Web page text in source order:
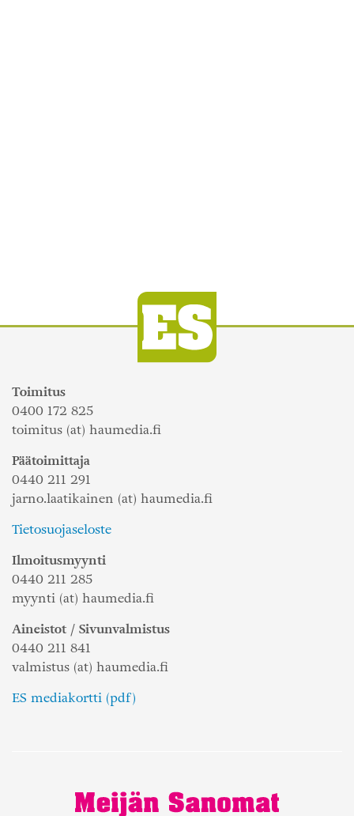
Toimitus
0400 172 825
toimitus (at) haumedia.fi
Päätoimittaja
0440 211 291
jarno.laatikainen (at) haumedia.fi
Tietosuojaseloste
Ilmoitusmyynti
0440 211 285
myynti (at) haumedia.fi
Aineistot / Sivunvalmistus
0440 211 841
valmistus (at) haumedia.fi
ES mediakortti (pdf)